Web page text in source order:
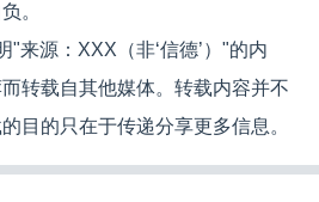
。
"来源：XXX（非‘信德’）"的内
转载自其他媒体。转载内容并不
目的只在于传递分享更多信息。